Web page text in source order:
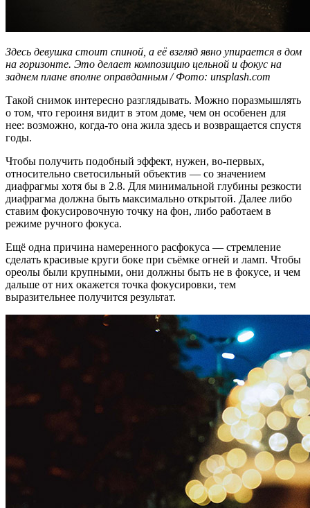
Здесь девушка стоит спиной, а её взгляд явно упирается в дом
на горизонте. Это делает композицию цельной и фокус на
заднем плане вполне оправданным / Фото: unsplash.com
Такой снимок интересно разглядывать. Можно поразмышлять
о том, что героиня видит в этом доме, чем он особенен для
нее: возможно, когда-то она жила здесь и возвращается спустя
годы.
Чтобы получить подобный эффект, нужен, во-первых,
относительно светосильный объектив — со значением
диафрагмы хотя бы в 2.8. Для минимальной глубины резкости
диафрагма должна быть максимально открытой. Далее либо
ставим фокусировочную точку на фон, либо работаем в
режиме ручного фокуса.
Ещё одна причина намеренного расфокуса — стремление
сделать красивые круги боке при съёмке огней и ламп. Чтобы
ореолы были крупными, они должны быть не в фокусе, и чем
дальше от них окажется точка фокусировки, тем
выразительнее получится результат.